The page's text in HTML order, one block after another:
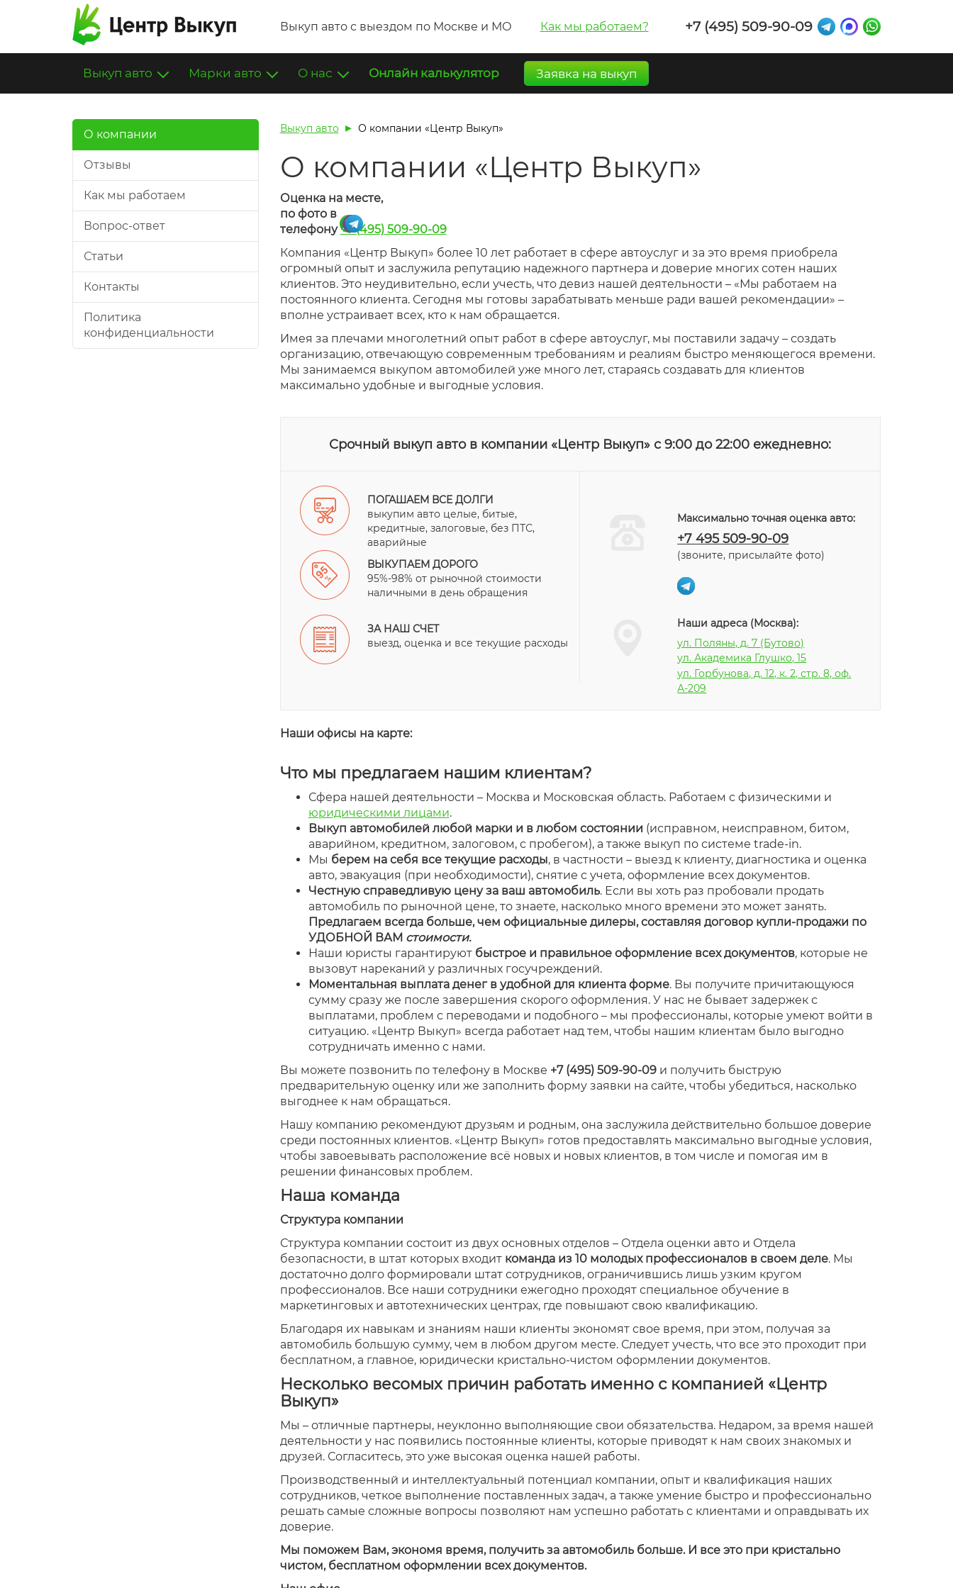
Выкуп авто с выездом по Москве и МО Как мы работаем? +7 (495) 509-90-09
Выкуп авто Марки авто О нас Онлайн калькулятор Заявка на выкуп
О компании
Отзывы
Как мы работаем
Вопрос-ответ
Статьи
Контакты
Политика
конфиденциальности
Выкуп авто О компании «Центр Выкуп»
О компании «Центр Выкуп»
Оценка на месте,
по фото в
,
телефону+7 (495) 509-90-09
Компания «Центр Выкуп» более 10 лет работает в сфере автоуслуг и за это время приобрела
огромный опыт и заслужила репутацию надежного партнера и доверие многих сотен наших
клиентов. Это неудивительно, если учесть, что девиз нашей деятельности – «Мы работаем на
постоянного клиента. Сегодня мы готовы зарабатывать меньше ради вашей рекомендации» –
вполне устраивает всех, кто к нам обращается.
Имея за плечами многолетний опыт работ в сфере автоуслуг, мы поставили задачу – создать
организацию, отвечающую современным требованиям и реалиям быстро меняющегося времени.
Мы занимаемся выкупом автомобилей уже много лет, стараясь создавать для клиентов
максимально удобные и выгодные условия.
Срочный выкуп авто в компании «Центр Выкуп» с 9:00 до 22:00 ежедневно:
ПОГАШАЕМ ВСЕ ДОЛГИ
выкупим авто целые, битые,
кредитные, залоговые, без ПТС,
аварийные
ВЫКУПАЕМ ДОРОГО
95%-98% от рыночной стоимости
наличными в день обращения
ЗА НАШ СЧЕТ
выезд, оценка и все текущие расходы
Максимально точная оценка авто:
+7 495 509-90-09
(звоните, присылайте фото)
Наши адреса (Москва):
ул. Поляны, д. 7 (Бутово)
ул. Академика Глушко, 15
ул. Горбунова, д. 12, к. 2, стр. 8, оф.
А-209
Наши офисы на карте:
Что мы предлагаем нашим клиентам?
Сфера нашей деятельности – Москва и Московская область. Работаем с физическими и
юридическими лицами.
Выкуп автомобилей любой марки и в любом состоянии (исправном, неисправном, битом,
аварийном, кредитном, залоговом, с пробегом), а также выкуп по системе trade-in.
Мы берем на себя все текущие расходы, в частности – выезд к клиенту, диагностика и оценка
авто, эвакуация (при необходимости), снятие с учета, оформление всех документов.
Честную справедливую цену за ваш автомобиль. Если вы хоть раз пробовали продать
автомобиль по рыночной цене, то знаете, насколько много времени это может занять.
Предлагаем всегда больше, чем официальные дилеры, составляя договор купли-продажи по
УДОБНОЙ ВАМ стоимости.
Наши юристы гарантируют быстрое и правильное оформление всех документов, которые не
вызовут нареканий у различных госучреждений.
Моментальная выплата денег в удобной для клиента форме. Вы получите причитающуюся
сумму сразу же после завершения скорого оформления. У нас не бывает задержек с
выплатами, проблем с переводами и подобного – мы профессионалы, которые умеют войти в
ситуацию. «Центр Выкуп» всегда работает над тем, чтобы нашим клиентам было выгодно
сотрудничать именно с нами.
Вы можете позвонить по телефону в Москве +7 (495) 509-90-09и получить быструю
предварительную оценку или же заполнить форму заявки на сайте, чтобы убедиться, насколько
выгоднее к нам обращаться.
Нашу компанию рекомендуют друзьям и родным, она заслужила действительно большое доверие
среди постоянных клиентов. «Центр Выкуп» готов предоставлять максимально выгодные условия,
чтобы завоевывать расположение всё новых и новых клиентов, в том числе и помогая им в
решении финансовых проблем.
Наша команда
Структура компании
Структура компании состоит из двух основных отделов – Отдела оценки авто и Отдела
безопасности, в штат которых входит команда из 10 молодых профессионалов в своем деле. Мы
достаточно долго формировали штат сотрудников, ограничившись лишь узким кругом
профессионалов. Все наши сотрудники ежегодно проходят специальное обучение в
маркетинговых и автотехнических центрах, где повышают свою квалификацию.
Благодаря их навыкам и знаниям наши клиенты экономят свое время, при этом, получая за
автомобиль большую сумму, чем в любом другом месте. Следует учесть, что все это проходит при
бесплатном, а главное, юридически кристально-чистом оформлении документов.
Несколько весомых причин работать именно с компанией «Центр
Выкуп»
Мы – отличные партнеры, неуклонно выполняющие свои обязательства. Недаром, за время нашей
деятельности у нас появились постоянные клиенты, которые приводят к нам своих знакомых и
друзей. Согласитесь, это уже высокая оценка нашей работы.
Производственный и интеллектуальный потенциал компании, опыт и квалификация наших
сотрудников, четкое выполнение поставленных задач, а также умение быстро и профессионально
решать самые сложные вопросы позволяют нам успешно работать с клиентами и оправдывать их
доверие.
Мы поможем Вам, экономя время, получить за автомобиль больше. И все это при кристально
чистом, бесплатном оформлении всех документов.